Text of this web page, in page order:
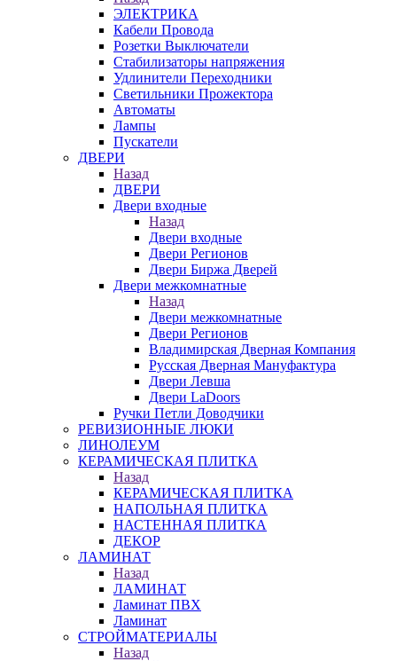
ЭЛЕКТРИКА
Кабели Провода
Розетки Выключатели
Стабилизаторы напряжения
Удлинители Переходники
Светильники Прожектора
Автоматы
Лампы
Пускатели
ДВЕРИ
Назад
ДВЕРИ
Двери входные
Назад
Двери входные
Двери Регионов
Двери Биржа Дверей
Двери межкомнатные
Назад
Двери межкомнатные
Двери Регионов
Владимирская Дверная Компания
Русская Дверная Мануфактура
Двери Левша
Двери LaDoors
Ручки Петли Доводчики
РЕВИЗИОННЫЕ ЛЮКИ
ЛИНОЛЕУМ
КЕРАМИЧЕСКАЯ ПЛИТКА
Назад
КЕРАМИЧЕСКАЯ ПЛИТКА
НАПОЛЬНАЯ ПЛИТКА
НАСТЕННАЯ ПЛИТКА
ДЕКОР
ЛАМИНАТ
Назад
ЛАМИНАТ
Ламинат ПВХ
Ламинат
СТРОЙМАТЕРИАЛЫ
Назад